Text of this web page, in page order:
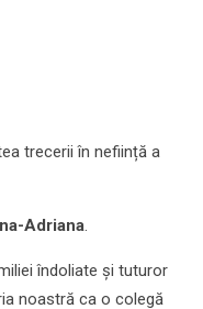
trecerii în neființă a
Adriana
îndoliate și tuturor
noastră ca o colegă